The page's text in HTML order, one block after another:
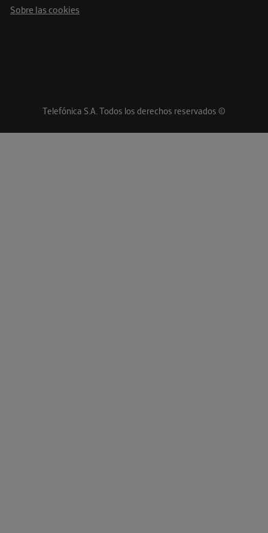
Sobre las cookies
Telefónica S.A. Todos los derechos reservados ©